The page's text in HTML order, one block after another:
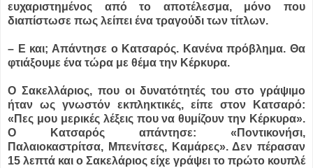
ευχαριστημένος από το αποτέλεσμα, μόνο που
διαπίστωσε πως λείπει ένα τραγούδι των τίτλων.
– Ε και; Απάντησε ο Κατσαρός. Κανένα πρόβλημα. Θα
φτιάξουμε ένα τώρα με θέμα την Κέρκυρα.
Ο Σακελλάριος, που οι δυνατότητές του στο γράψιμο
ήταν ως γνωστόν εκπληκτικές, είπε στον Κατσαρό:
«Πες μου μερικές λέξεις που να θυμίζουν την Κέρκυρα».
Ο Κατσαρός απάντησε: «Ποντικονήσι,
Παλαιοκαστρίτσα, Μπενίτσες, Καμάρες». Δεν πέρασαν
15 λεπτά και ο Σακελάριος είχε γράψει το πρώτο κουπλέ